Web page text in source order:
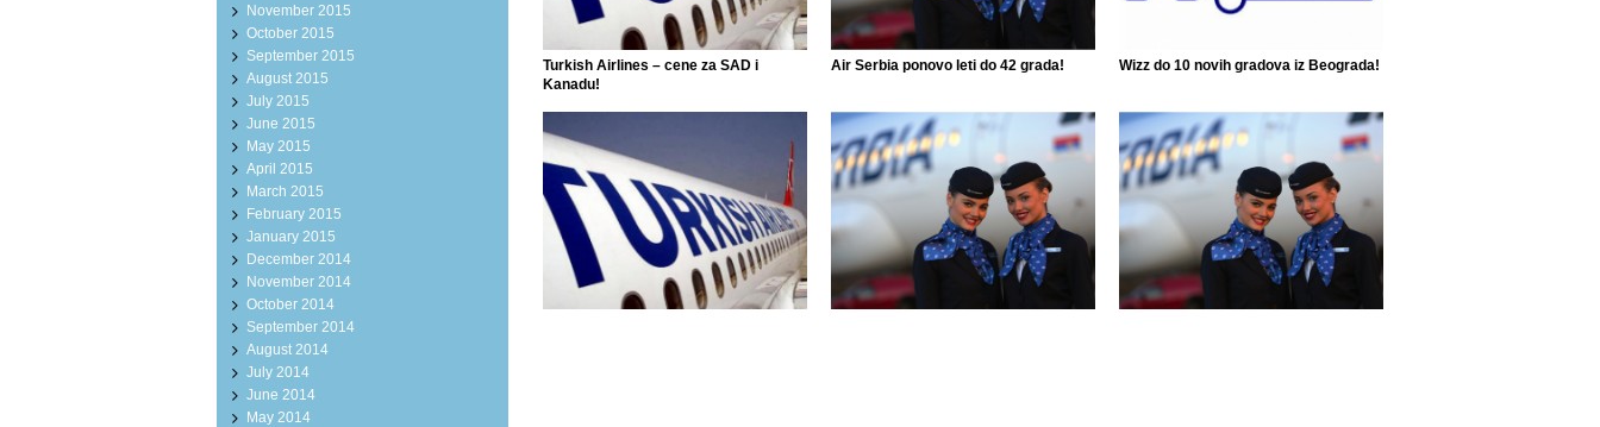
Turkish Airlines – cene za SAD i
Kanadu!
Air Serbia ponovo leti do 42 grada! Wizz do 10 novih gradova iz Beograda!
November 2015
October 2015
September 2015
August 2015
July 2015
June 2015
May 2015
April 2015
March 2015
February 2015
January 2015
December 2014
November 2014
October 2014
September 2014
August 2014
July 2014
June 2014
May 2014